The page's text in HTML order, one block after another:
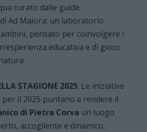
curato dalle guide
Ad Maiora: un laboratorio
pensato per coinvolgere i
educativa e di gioco
STAGIONE 2025. Le iniziative
il 2025 puntano a rendere il
di Pietra Corva un luogo
accogliente e dinamico,